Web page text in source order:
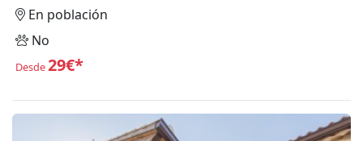
En población
No
Desde29€*